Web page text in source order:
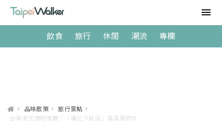
飲食 旅行 休閒 潮流 專欄
> 品味散策 > 旅行景點 >